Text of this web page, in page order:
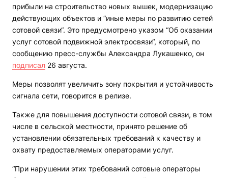
прибыли на строительство новых вышек, модернизацию
действующих объектов и “иные меры по развитию сетей
сотовой связи“. Это предусмотрено указом “Об оказании
услуг сотовой подвижной электросвязи“, который, по
сообщению пресс-службы Александра Лукашенко, он
подписал 26 августа.
Меры позволят увеличить зону покрытия и устойчивость
сигнала сети, говорится в релизе.
Также для повышения доступности сотовой связи, в том
числе в сельской местности, принято решение об
установлении обязательных требований к качеству и
охвату предоставляемых операторами услуг.
“При нарушении этих требований сотовые операторы